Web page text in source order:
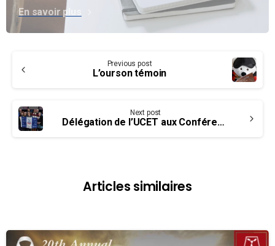
En savoir plus
Reading
Previous post
L’ourson témoin
Next post
Délégation de l’UCET aux Conférences nationales Équité
Articles similaires